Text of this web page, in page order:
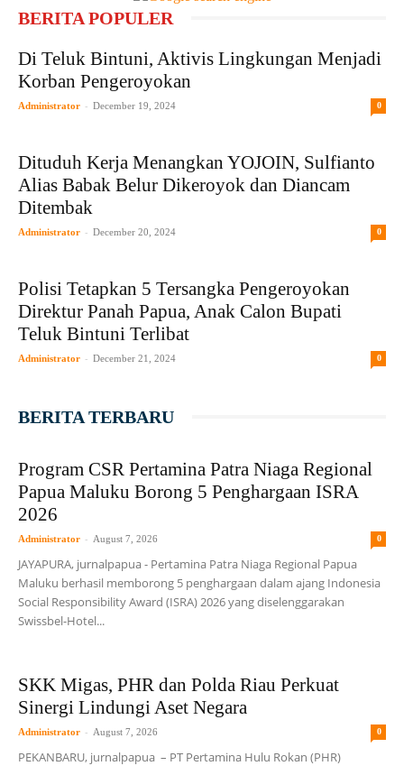
BERITA POPULER
Di Teluk Bintuni, Aktivis Lingkungan Menjadi
Korban Pengeroyokan
Administrator - December 19, 2024 0
Dituduh Kerja Menangkan YOJOIN, Sulfianto
Alias Babak Belur Dikeroyok dan Diancam
Ditembak
Administrator - December 20, 2024 0
Polisi Tetapkan 5 Tersangka Pengeroyokan
Direktur Panah Papua, Anak Calon Bupati
Teluk Bintuni Terlibat
Administrator - December 21, 2024 0
BERITA TERBARU
Program CSR Pertamina Patra Niaga Regional
Papua Maluku Borong 5 Penghargaan ISRA
2026
Administrator - August 7, 2026 0
JAYAPURA, jurnalpapua - Pertamina Patra Niaga Regional Papua
Maluku berhasil memborong 5 penghargaan dalam ajang Indonesia
Social Responsibility Award (ISRA) 2026 yang diselenggarakan
Swissbel-Hotel...
SKK Migas, PHR dan Polda Riau Perkuat
Sinergi Lindungi Aset Negara
Administrator - August 7, 2026 0
PEKANBARU, jurnalpapua – PT Pertamina Hulu Rokan (PHR)